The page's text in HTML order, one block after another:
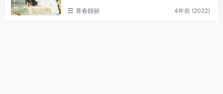
青春靓丽 4年前 (2022)